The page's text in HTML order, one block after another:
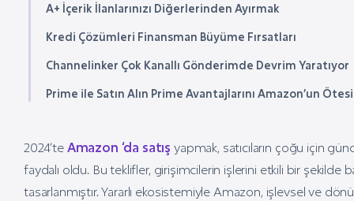
2024’teAmazon ‘da satış yapmak, satıcıların çoğu için
faydalı oldu. Bu teklifler, girişimcilerin işlerini etkili bir şekilde
tasarlanmıştır. Yararlı ekosistemiyle Amazon, işlevsel ve
A+ İçerik İlanlarınızı Diğerlerinden Ayırmak
Kredi Çözümleri Finansman Büyüme Fırsatları
Channelinker Çok Kanallı Gönderimde Devrim Yaratıyor
Prime ile Satın Alın Prime Avantajlarını Amazon’un